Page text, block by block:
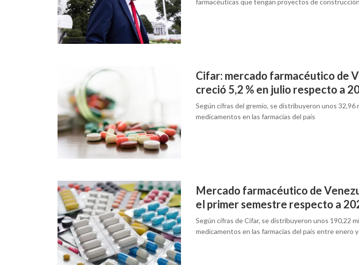
farmacéuticas que tengan proyectos de
Cifar: mercado farmacéutico de
creció 5,2 % en julio respecto a
Según cifras del gremio, se distribuyeron unos 32,96
medicamentos en las farmacias del país
Mercado farmacéutico de
el primer semestre respecto a
Según cifras de Cifar, se distribuyeron unos 190,22
medicamentos en las farmacias del país entre enero